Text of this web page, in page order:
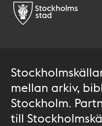
mellan arkiv,
Stockholm.
till